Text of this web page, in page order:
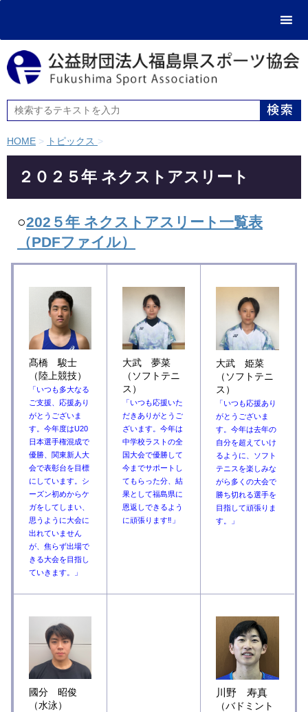
HOME > トピックス >
２０２５年 ネクストアスリート
​○202５年 ネクストアスリート一覧表
（PDFファイル）​
髙橋 駿士
（陸上競技）
「いつも多大なる
ご支援、応援あり
がとうございま
す。今年度はU20
日本選手権混成で
優勝、関東新人大
会で表彰台を目標
にしています。シ
ーズン初めからケ
ガをしてしまい、
思うように大会に
出れていません
が、焦らず出場で
きる大会を目指し
ていきます。
」
大武 夢菜
（ソフトテニ
ス）
「いつも応援いた
だきありがとうご
ざいます。今年は
中学校ラストの全
国大会で優勝して
今までサポートし
てもらった分、結
果として福島県に
恩返しできるよう
に頑張ります‼ 」
大武 姫菜
（ソフトテニ
ス）
「いつも応援あり
がとうございま
す。今年は去年の
自分を超えていけ
るように、ソフト
テニスを楽しみな
がら多くの大会で
勝ち切れる選手を
目指して頑張りま
す。」
國分 昭俊
（水泳）
川野 寿真
（バドミント